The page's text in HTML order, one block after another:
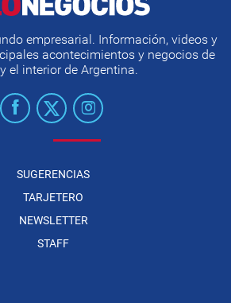
empresarial. Información, videos y
acontecimientos y negocios de
el interior de Argentina.
SUGERENCIAS
TARJETERO
NEWSLETTER
STAFF